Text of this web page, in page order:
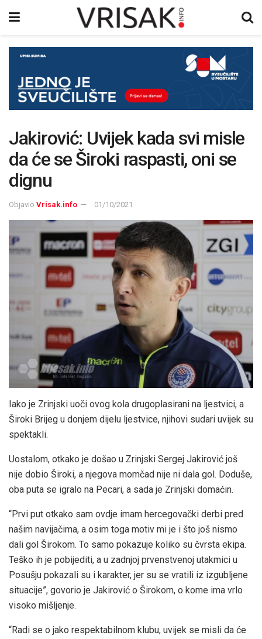
Jakirović: Uvijek kada svi misle
da će se Široki raspasti, oni se
dignu
Objavio Vrisak.info 01/10/2021
Iako je Zrinjski uoči ovog kola drugoplasirani na ljestvici, a
Široki Brijeg u donjem dijelu ljestvice, njihovi sudari uvijek su
spektakli.
Uostalom, otkako je došao u Zrinjski Sergej Jakirović još
nije dobio Široki, a njegova momčad nije ni dala gol. Doduše,
oba puta se igralo na Pecari, a sada je Zrinjski domaćin.
“Prvi put otkako sam ovdje imam hercegovački derbi pred
našim navijačima, a osim toga motiv mi je i što još nismo
dali gol Širokom. To samo pokazuje koliko su čvrsta ekipa.
Teško ih je pobijediti, a u zadnjoj prvenstvenoj utakmici u
Posušju pokazali su i karakter, jer su se vratili iz izgubljene
situacije”, govorio je Jakirović o Širokom, o kome ima vrlo
visoko mišljenje.
“Radi se o jako respektabilnom klubu, uvijek se misli da će